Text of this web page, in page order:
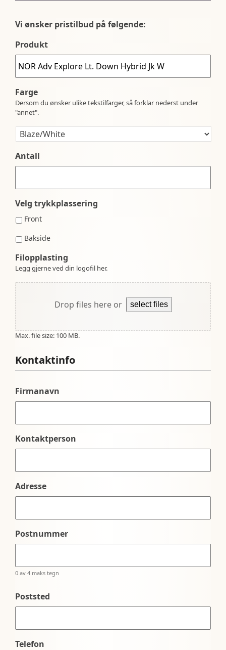
Vi ønsker pristilbud på følgende:
Produkt
Farge
Dersom du ønsker ulike tekstilfarger, så forklar nederst under
"annet".
Antall
Velg trykkplassering
Front
Bakside
Filopplasting
Legg gjerne ved din logofil her.
Drop files here or select files
Max. file size: 100 MB.
Kontaktinfo
Firmanavn
Kontaktperson
Adresse
Postnummer
0 av 4 maks tegn
Poststed
Telefon